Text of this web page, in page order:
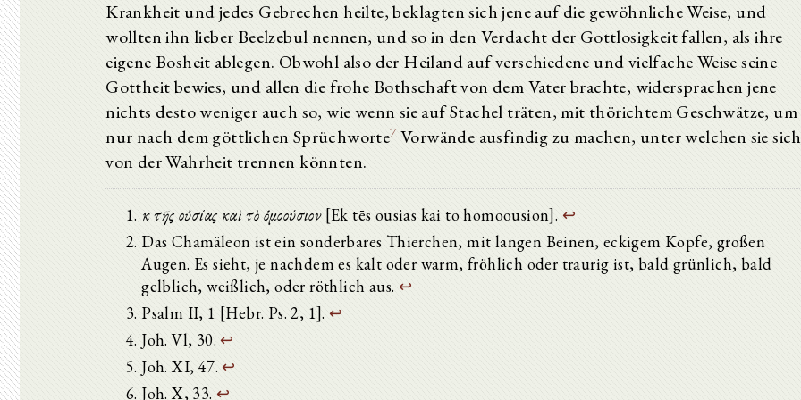
Krankheit und jedes Gebrechen heilte, beklagten sich jene auf die gewöhnliche Weise, und
wollten ihn lieber Beelzebul nennen, und so in den Verdacht der Gottlosigkeit fallen, als ihre
eigene Bosheit ablegen. Obwohl also der Heiland auf verschiedene und vielfache Weise seine
Gottheit bewies, und allen die frohe Bothschaft von dem Vater brachte, widersprachen jene
nichts desto weniger auch so, wie wenn sie auf Stachel träten, mit thörichtem Geschwätze, um
nur nach dem göttlichen Sprüchworte7Vorwände ausfindig zu machen, unter welchen sie sich
von der Wahrheit trennen könnten.
Ἐκ τῆς οὐσίας καὶ τὸ ὁμοούσιον[Ek tēs ousias kai to homoousion]. ↩
Das Chamäleon ist ein sonderbares Thierchen, mit langen Beinen, eckigem Kopfe, großen
Augen. Es sieht, je nachdem es kalt oder warm, fröhlich oder traurig ist, bald grünlich, bald
gelblich, weißlich, oder röthlich aus. ↩
Psalm II, 1 [Hebr. Ps. 2, 1].↩
Joh. Vl, 30.↩
Joh. XI, 47. ↩
Joh. X, 33. ↩